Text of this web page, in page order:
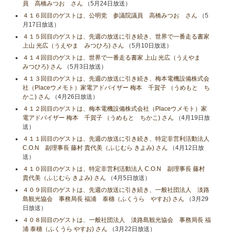
員 高橋みつお さん （5月24日放送）
４１６回目のゲストは、公明党 参議院議員 高橋みつお さん （5
月17日放送）
４１５回目のゲストは、先週の放送に引き続き、世界で一番走る書家
上山 光広（うえやま みつひろ) さん （5月10日放送）
４１４回目のゲストは、世界で一番走る書家 上山 光広（うえやま
みつひろ) さん （5月3日放送）
４１３回目のゲストは、先週の放送に引き続き、梅本電機設備株式会
社（Placeウメモト）家電アドバイザー 梅本 千賀子 （うめもと ち
かこ) さん （4月26日放送）
４１２回目のゲストは、梅本電機設備株式会社（Placeウメモト）家
電アドバイザー 梅本 千賀子 （うめもと ちかこ) さん （4月19日放
送）
４１１回目のゲストは、先週の放送に引き続き、特定非営利活動法人
C.O.N 副理事長 藤村 貴代美（ふじむら きよみ) さん （4月12日放
送）
４１０回目のゲストは、特定非営利活動法人 C.O.N 副理事長 藤村
貴代美（ふじむら きよみ) さん （4月5日放送）
４０９回目のゲストは、先週の放送に引き続き、一般社団法人 淡路
島観光協会 事務局長 福浦 泰穗（ふくうら やすお) さん （3月29
日放送）
４０８回目のゲストは、一般社団法人 淡路島観光協会 事務局長 福
浦 泰穗（ふくうら やすお) さん （3月22日放送）